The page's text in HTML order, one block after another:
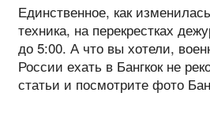
Единственное, как
техника, на перекрестках
до 5:00. А что вы хотели,
России ехать в Бангкок не
статьи и посмотрите фото